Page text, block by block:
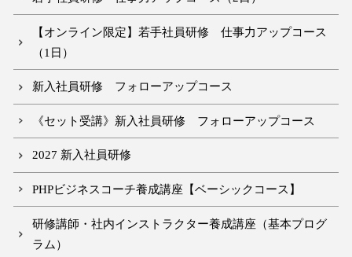
【オンライン限定】若手社員研修 仕事力アップコース
（1日）
新入社員研修 フォローアップコース
《セット受講》新入社員研修 フォローアップコース
2027 新入社員研修
PHPビジネスコーチ養成講座【ベーシックコース】
研修講師・社内インストラクター養成講座（基本プログ
ラム）